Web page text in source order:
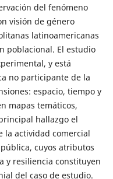
del fenómeno
visión de género
latinoamericanas
poblacional. El estudio
y está
no participante de la
espacio, tiempo y
mapas temáticos,
hallazgo el
la actividad comercial
cuyos atributos
y resiliencia constituyen
del caso de estudio.